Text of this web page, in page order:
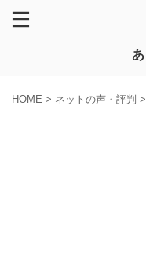
HOME > ネットの声・評判 >